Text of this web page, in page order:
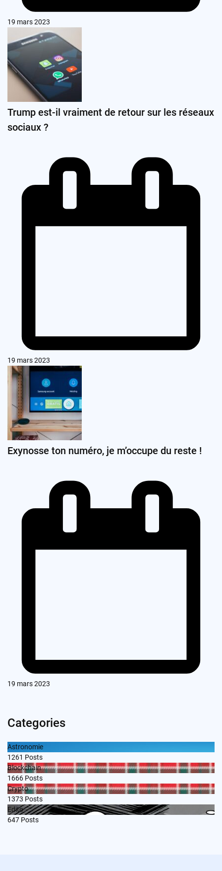
19 mars 2023
Trump est-il vraiment de retour sur les réseaux
sociaux ?
19 mars 2023
Exynosse ton numéro, je m’occupe du reste !
19 mars 2023
Categories
Astronomie
1261 Posts
Blockchain
1666 Posts
Crypto
1373 Posts
Edito
647 Posts